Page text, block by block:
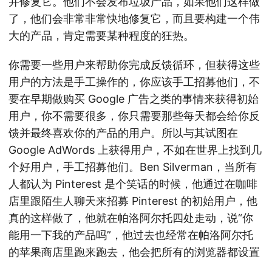
了，他们会非常非常快地修复它，而且要构建一个伟
大的产品，肯定需要某种程度的狂热。
你需要一些用户来帮助你完成反馈循环，但获得这些
用户的方法是手工操作的，你应该手工招募他们，不
要在早期做购买 Google 广告之类的事情来获得初始
用户，你不需要很多，你只需要那些每天都会给你反
馈并最终喜欢你的产品的用户。所以与其试图在
Google AdWords 上获得用户，不如在世界上找到几
个好用户，手工招募他们。Ben Silverman，当所有
人都认为 Pinterest 是个笑话的时候，他通过在咖啡
店里跟陌生人聊天来招募 Pinterest 的初始用户，他
真的这样做了，他就在帕洛阿尔托四处走动，说“你
能用一下我的产品吗”，他过去也经常在帕洛阿尔托
的苹果商店里跑来跑去，他会把所有的浏览器都设置